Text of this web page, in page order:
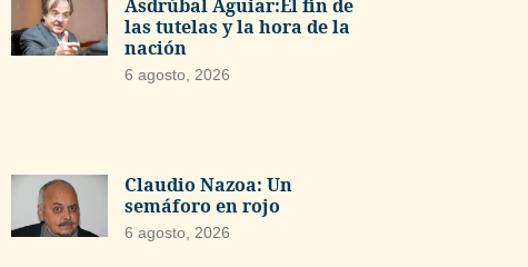
Asdrúbal Aguiar:El fin de
las tutelas y la hora de la
nación
6 agosto, 2026
Claudio Nazoa: Un
semáforo en rojo
6 agosto, 2026